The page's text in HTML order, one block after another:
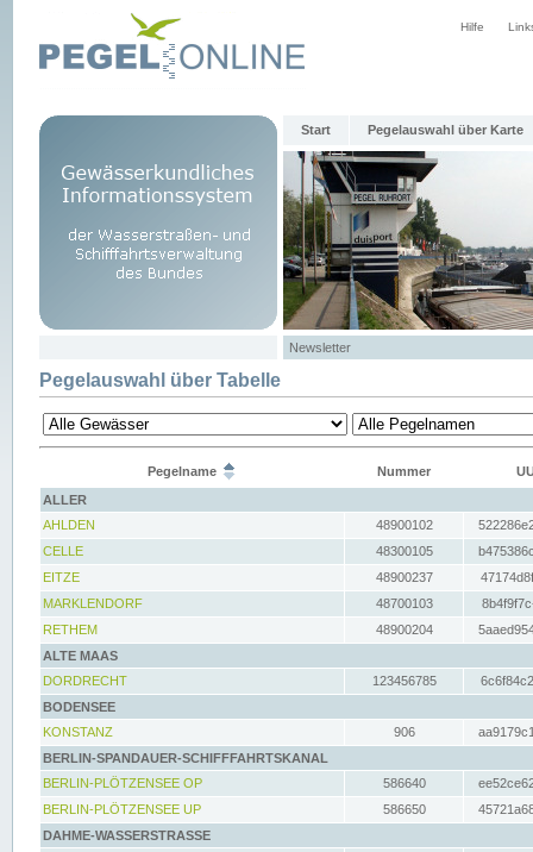
Hilfe
Start Pegelauswahl über Karte
Newsletter
Pegelauswahl über Tabelle
Pegelname Nummer
ALLER
AHLDEN
48900102
CELLE
48300105
EITZE
48900237
MARKLENDORF
48700103
RETHEM
48900204
ALTE MAAS
DORDRECHT
123456785
BODENSEE
KONSTANZ
906
BERLIN-SPANDAUER-SCHIFFFAHRTSKANAL
BERLIN-PLÖTZENSEE OP
586640
BERLIN-PLÖTZENSEE UP
586650
DAHME-WASSERSTRASSE